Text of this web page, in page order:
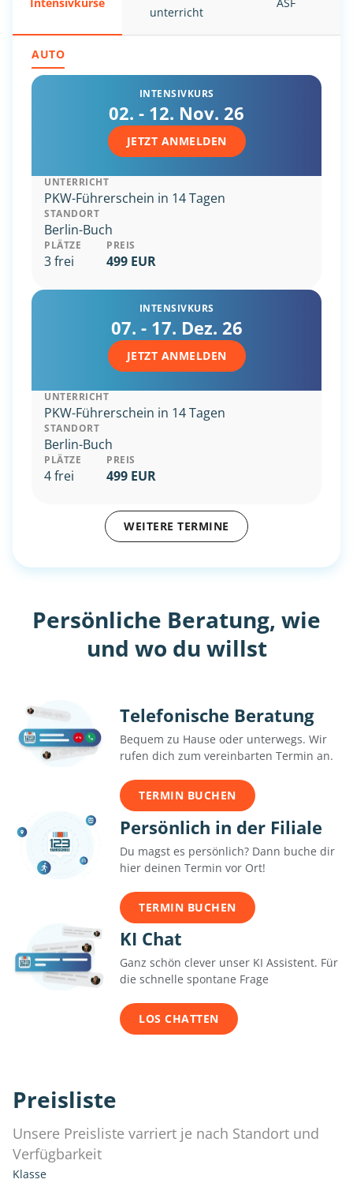
unterricht
AUTO
INTENSIVKURS
02. - 12. Nov. 26
JETZT ANMELDEN
UNTERRICHT
PKW-Führerschein in 14 Tagen
STANDORT
Berlin-Buch
PLÄTZE
3 frei
PREIS
499 EUR
INTENSIVKURS
07. - 17. Dez. 26
JETZT ANMELDEN
UNTERRICHT
PKW-Führerschein in 14 Tagen
STANDORT
Berlin-Buch
PLÄTZE
4 frei
PREIS
499 EUR
WEITERE TERMINE
Persönliche Beratung, wie
und wo du willst
Telefonische Beratung
Bequem zu Hause oder unterwegs. Wir
rufen dich zum vereinbarten Termin an.
TERMIN BUCHEN
Persönlich in der Filiale
Du magst es persönlich? Dann buche dir
hier deinen Termin vor Ort!
TERMIN BUCHEN
KI Chat
Ganz schön clever unser KI Assistent. Für
die schnelle spontane Frage
LOS CHATTEN
Preisliste
Unsere Preisliste varriert je nach Standort und
Verfügbarkeit
Klasse